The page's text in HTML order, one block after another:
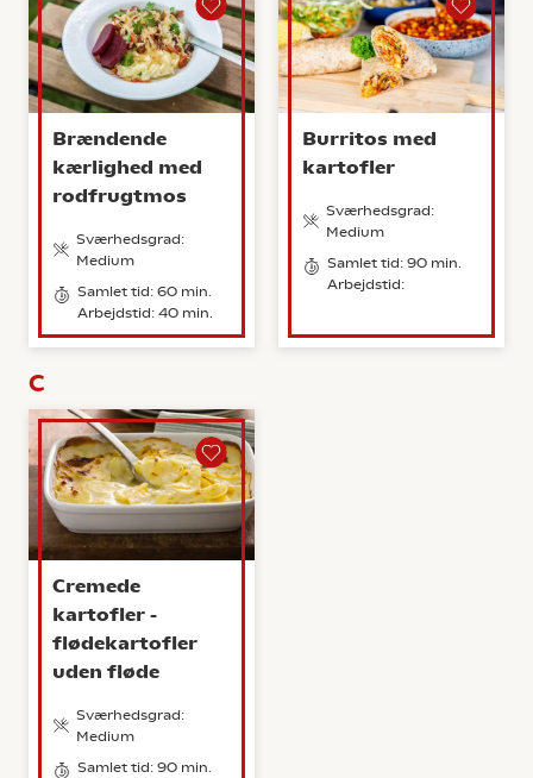
Brændende
kærlighed med
rodfrugtmos
Sværhedsgrad:
Medium
Samlet tid: 60 min.
Arbejdstid: 40 min.
Burritos med
kartofler
Sværhedsgrad:
Medium
Samlet tid: 90 min.
Arbejdstid:
C
Cremede
kartofler -
flødekartofler
uden fløde
Sværhedsgrad:
Medium
Samlet tid: 90 min.